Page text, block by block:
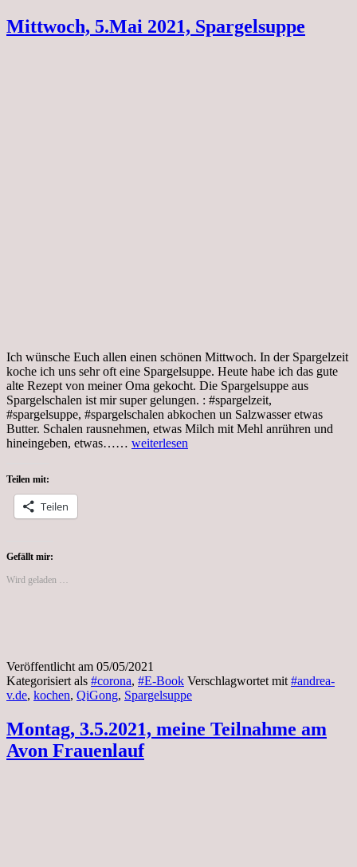
Mittwoch, 5.Mai 2021, Spargelsuppe
Ich wünsche Euch allen einen schönen Mittwoch. In der Spargelzeit
koche ich uns sehr oft eine Spargelsuppe. Heute habe ich das gute
alte Rezept von meiner Oma gekocht. Die Spargelsuppe aus
Spargelschalen ist mir super gelungen. : #spargelzeit,
#spargelsuppe, #spargelschalen abkochen un Salzwasser etwas
Butter. Schalen rausnehmen, etwas Milch mit Mehl anrühren und
hineingeben, etwas…… Mittwoch,
weiterlesen
Teilen mit:
Teilen
Gefällt mir:
Wird geladen …
Veröffentlicht am 05/05/2021
Kategorisiert als #corona, #E-Book Verschlagwortet mit #andrea-
v.de, kochen, QiGong, Spargelsuppe
Montag, 3.5.2021, meine Teilnahme am
Avon Frauenlauf